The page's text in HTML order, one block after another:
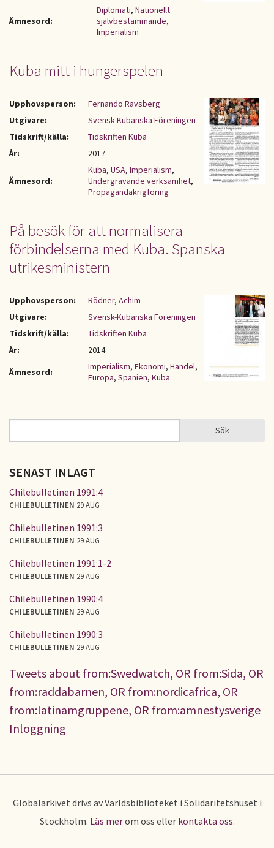
Ämnesord:
Diplomati, Nationellt
självbestämmande,
Imperialism
Kuba mitt i hungerspelen
Upphovsperson:
Fernando Ravsberg
Utgivare:
Svensk-Kubanska Föreningen
Tidskrift/källa:
Tidskriften Kuba
År:
2017
Ämnesord:
Kuba, USA, Imperialism,
Undergrävande verksamhet,
Propagandakrigföring
På besök för att normalisera
förbindelserna med Kuba. Spanska
utrikesministern
Upphovsperson:
Rödner, Achim
Utgivare:
Svensk-Kubanska Föreningen
Tidskrift/källa:
Tidskriften Kuba
År:
2014
Ämnesord:
Imperialism, Ekonomi, Handel,
Europa, Spanien, Kuba
SÖKFORMULÄR Sök
SENAST INLAGT
Chilebulletinen 1991:4
CHILEBULLETINEN 29 AUG
Chilebulletinen 1991:3
CHILEBULLETINEN 29 AUG
Chilebulletinen 1991:1-2
CHILEBULLETINEN 29 AUG
Chilebulletinen 1990:4
CHILEBULLETINEN 29 AUG
Chilebulletinen 1990:3
CHILEBULLETINEN 29 AUG
Tweets about from:Swedwatch, OR from:Sida, OR
from:raddabarnen, OR from:nordicafrica, OR
from:latinamgruppene, OR from:amnestysverige
Inloggning
Globalarkivet drivs av Världsbiblioteket i Solidaritetshuset i
Stockholm. Läs merom oss eller kontakta oss.